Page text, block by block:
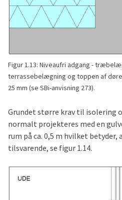
Figur 1.13: Niveaufri adgang -
terrassebelægning og toppen af
25 mm (se SBi-anvisning 273).
Grundet større krav til isolering
normalt projekteres med en
rum på ca. 0,5 m hvilket betyder,
tilsvarende, se figur 1.14.